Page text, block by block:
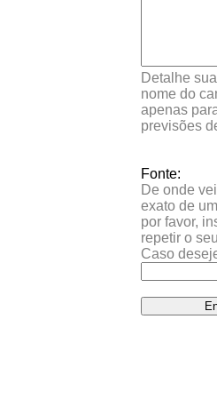
Detalhe
nome do
apenas
previsões
Fonte:
De onde
exato de
por favor,
repetir o
Caso